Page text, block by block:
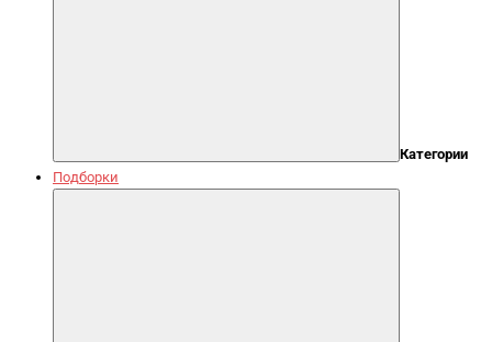
Категории
Подборки